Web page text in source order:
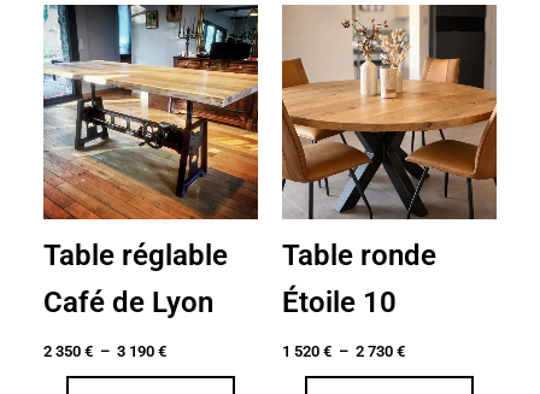
Table réglable
Café de Lyon
2 350 € – 3 190 €
Plage
de
prix :
2
350 €
à
3
190 €
Table ronde
Étoile 10
1 520 € – 2 730 €
Plage
de
prix :
520 €
2
730 €